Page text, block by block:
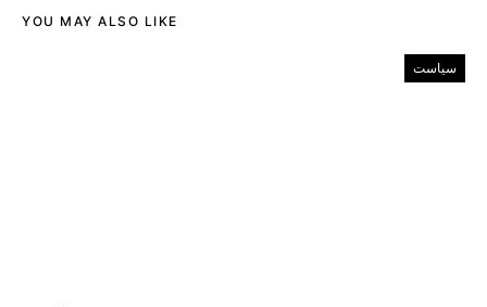
YOU MAY ALSO LIKE
سیاست